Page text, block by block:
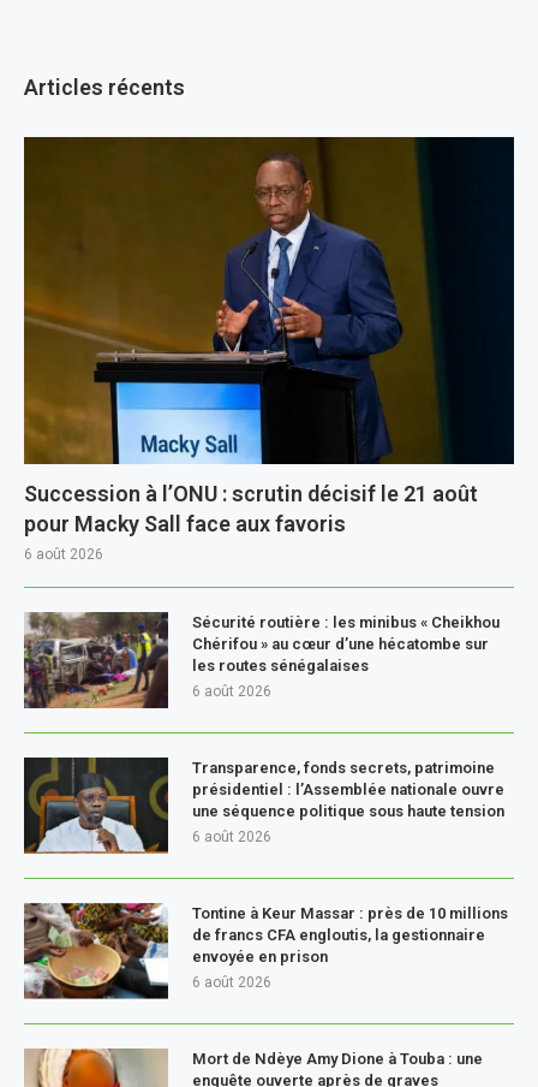
Articles récents
Succession à l’ONU : scrutin décisif le 21 août
pour Macky Sall face aux favoris
6 août 2026
Sécurité routière : les minibus « Cheikhou
Chérifou » au cœur d’une hécatombe sur
les routes sénégalaises
6 août 2026
Transparence, fonds secrets, patrimoine
présidentiel : l’Assemblée nationale ouvre
une séquence politique sous haute tension
6 août 2026
Tontine à Keur Massar : près de 10 millions
de francs CFA engloutis, la gestionnaire
envoyée en prison
6 août 2026
Mort de Ndèye Amy Dione à Touba : une
enquête ouverte après de graves